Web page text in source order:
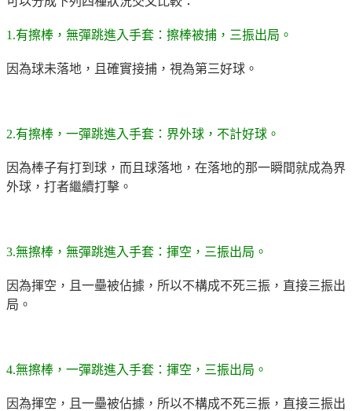
1.有擦棒，無彈跳進入手套：擦棒被捕，三振出局。
因為球未落地，且確實接捕，視為第三好球。
2.有擦棒，一彈跳進入手套：界外球，不計好球。
因為棒子有打到球，而且球落地，在落地的那一瞬間就成為界
外球，打者繼續打擊。
3.無擦棒，無彈跳進入手套：揮空，三振出局。
因為揮空，且一壘被佔據，所以不構成不死三振，直接三振出
局。
4.無擦棒，一彈跳進入手套：揮空，三振出局。
因為揮空，且一壘被佔據，所以不構成不死三振，直接三振出